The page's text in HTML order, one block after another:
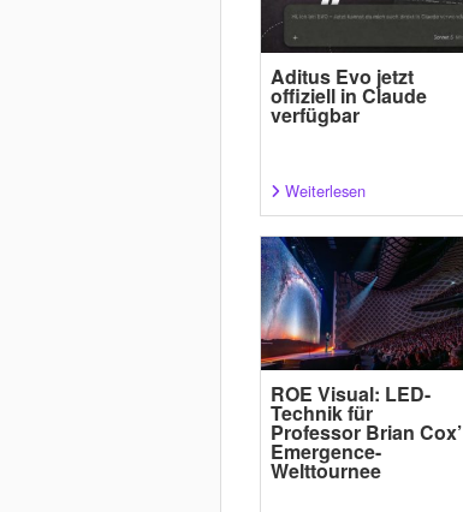
Aditus Evo jetzt
offiziell in Claude
verfügbar
Weiterlesen
ROE Visual: LED-
Technik für
Professor Brian Cox’
Emergence-
Welttournee